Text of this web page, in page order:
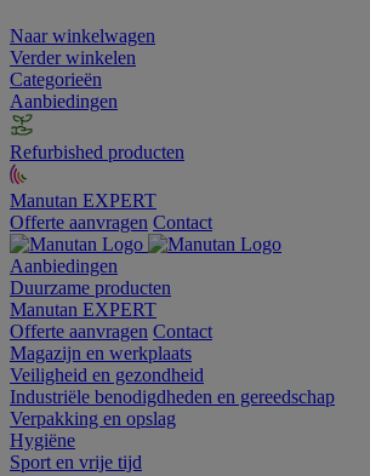
Naar winkelwagen
Verder winkelen
Categorieën
Aanbiedingen
Refurbished producten
Manutan EXPERT
Offerte aanvragen Contact
Aanbiedingen
Duurzame producten
Manutan EXPERT
Offerte aanvragen Contact
Magazijn en werkplaats
Veiligheid en gezondheid
Industriële benodigdheden en gereedschap
Verpakking en opslag
Hygiëne
Sport en vrije tijd